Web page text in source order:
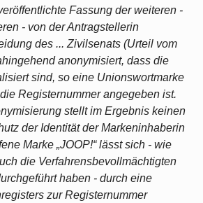
Fassung der weiteren -
- von der Antragstellerin
des ... Zivilsenats (Urteil vom
anonymisiert, dass die
sind, so eine Unionswortmarke
Registernummer angegeben ist.
stellt im Ergebnis keinen
der Identität der Markeninhaberin
Marke „JOOP!“ lässt sich - wie
die Verfahrensbevollmächtigten
haben - durch eine
zur Registernummer